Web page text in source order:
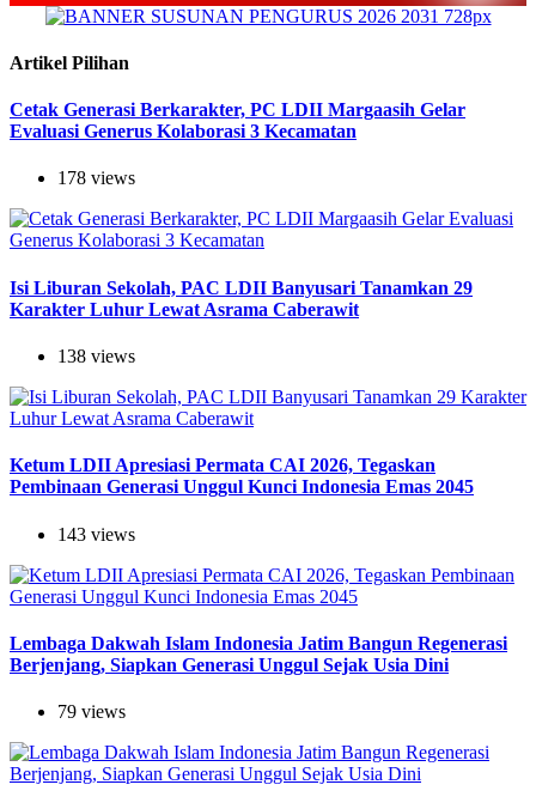
Artikel Pilihan
Cetak Generasi Berkarakter, PC LDII Margaasih Gelar
Evaluasi Generus Kolaborasi 3 Kecamatan
178 views
Isi Liburan Sekolah, PAC LDII Banyusari Tanamkan 29
Karakter Luhur Lewat Asrama Caberawit
138 views
Ketum LDII Apresiasi Permata CAI 2026, Tegaskan
Pembinaan Generasi Unggul Kunci Indonesia Emas 2045
143 views
Lembaga Dakwah Islam Indonesia Jatim Bangun Regenerasi
Berjenjang, Siapkan Generasi Unggul Sejak Usia Dini
79 views